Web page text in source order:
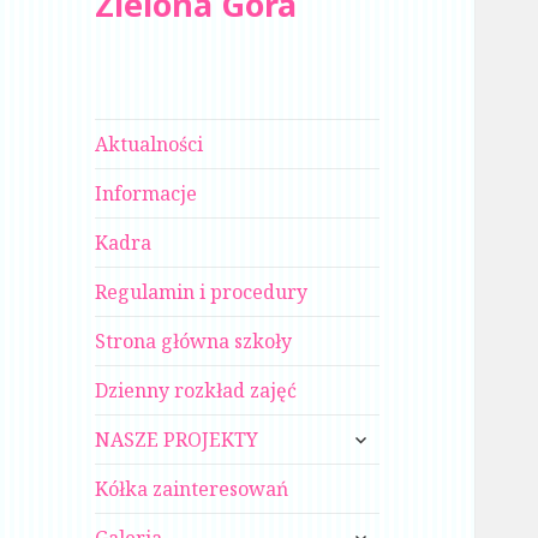
Aktualności
Informacje
Kadra
Regulamin i procedury
Strona główna szkoły
Dzienny rozkład zajęć
NASZE PROJEKTY
rozwiń
Kółka zainteresowań
rozwiń